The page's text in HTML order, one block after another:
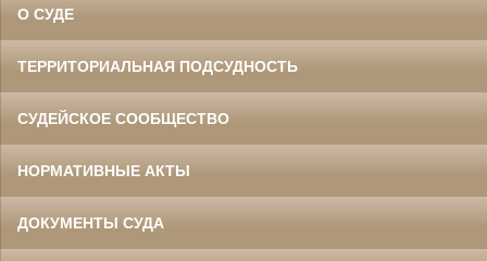
О СУДЕ
ТЕРРИТОРИАЛЬНАЯ ПОДСУДНОСТЬ
СУДЕЙСКОЕ СООБЩЕСТВО
НОРМАТИВНЫЕ АКТЫ
ДОКУМЕНТЫ СУДА